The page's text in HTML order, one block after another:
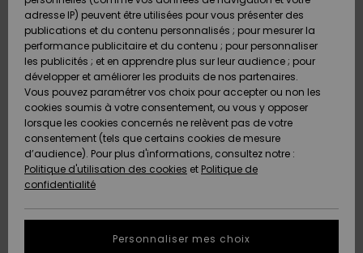
Surf
Snow
Nouveautés
A
Découvrir
Surf
Snow
Nouveautés
A
Découvrir
Snow
Highlights
Communauté
SNOW
Snow
Shop
Femme
A
Découvrir
Communauté
OUTLET
Femme
AIDE &
CONTACT
Carte
Cadeau
Quiksilver
Freedom
Protection
des
tailles
MAGASINS
QUIKSILVER
adresse IP) peuvent être utilisées pour vous présenter des
publications et du contenu personnalisés ; pour mesurer la
performance publicitaire et du contenu ; pour personnaliser
les publicités ; et en apprendre plus sur leur audience ; pour
développer et améliorer les produits de nos partenaires.
Vous pouvez paramétrer vos choix pour accepter ou non les
cookies soumis à votre consentement, ou vous y opposer
lorsque les cookies concernés ne relèvent pas de votre
consentement (tels que certains cookies de mesure
d’audience). Pour plus d'informations, consultez notre :
Politique d'utilisation des cookies et Politique de
confidentialité
Personnaliser mes choix